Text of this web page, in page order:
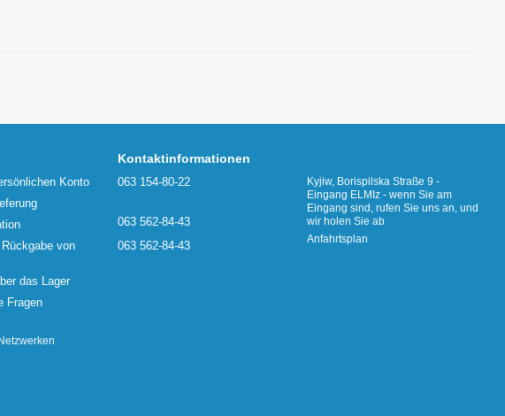
Konto
von
das Lager
Fragen
Kontaktinformationen
063 154-80-22
063 562-84-43
063 562-84-43
Kyjiw, Borispilska Straße 9 -
Eingang ELMIz - wenn Sie am
Eingang sind, rufen Sie uns an, und
wir holen Sie ab
Anfahrtsplan